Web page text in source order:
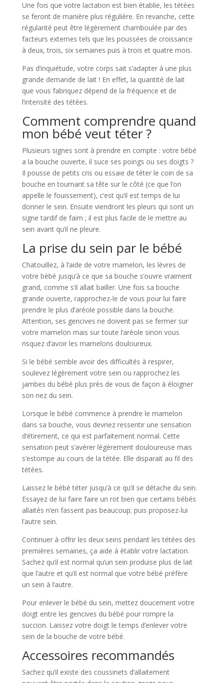
Une fois que votre lactation est bien établie, les tétées
se feront de manière plus régulière. En revanche, cette
régularité peut être légèrement chamboulée par des
facteurs externes tels que les poussées de croissance
à deux, trois, six semaines puis à trois et quatre mois.
Pas d’inquiétude, votre corps sait s’adapter à une plus
grande demande de lait ! En effet, la quantité de lait
que vous fabriquez dépend de la fréquence et de
l’intensité des tétées.
Comment comprendre quand
mon bébé veut téter ?
Plusieurs signes sont à prendre en compte : votre bébé
a la bouche ouverte, il suce ses poings ou ses doigts ?
Il pousse de petits cris ou essaie de téter le coin de sa
bouche en tournant sa tête sur le côté (ce que l’on
appelle le fouissement), c’est qu’il est temps de lui
donner le sein. Ensuite viendront les pleurs qui sont un
signe tardif de faim ; il est plus facile de le mettre au
sein avant qu’il ne pleure.
La prise du sein par le bébé
Chatouillez, à l’aide de votre mamelon, les lèvres de
votre bébé jusqu’à ce que sa bouche s’ouvre vraiment
grand, comme s’il allait bailler. Une fois sa bouche
grande ouverte, rapprochez-le de vous pour lui faire
prendre le plus d’aréole possible dans la bouche.
Attention, ses gencives ne doivent pas se fermer sur
votre mamelon mais sur toute l’aréole sinon vous
risquez d’avoir les mamelons douloureux.
Si le bébé semble avoir des difficultés à respirer,
soulevez légèrement votre sein ou rapprochez les
jambes du bébé plus près de vous de façon à éloigner
son nez du sein.
Lorsque le bébé commence à prendre le mamelon
dans sa bouche, vous devriez ressentir une sensation
d’étirement, ce qui est parfaitement normal. Cette
sensation peut s’avérer légèrement douloureuse mais
s’estompe au cours de la tétée. Elle disparait au fil des
tétées.
Laissez le bébé téter jusqu’à ce qu’il se détache du sein.
Essayez de lui faire faire un rot bien que certains bébés
allaités n’en fassent pas beaucoup; puis proposez-lui
l’autre sein.
Continuer à offrir les deux seins pendant les tétées des
premières semaines, ça aide à établir votre lactation.
Sachez qu’il est normal qu’un sein produise plus de lait
que l’autre et qu’il est normal que votre bébé préfère
un sein à l’autre.
Pour enlever le bébé du sein, mettez doucement votre
doigt entre les gencives du bébé pour rompre la
succion. Laissez votre doigt le temps d’enlever votre
sein de la bouche de votre bébé.
Accessoires recommandés
Sachez qu’il existe des coussinets d’allaitement